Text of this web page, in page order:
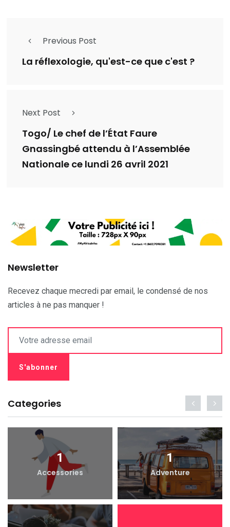
Previous Post
La réflexologie, qu'est-ce que c'est ?
Next Post
Togo/ Le chef de l’État Faure
Gnassingbé attendu à l’Assemblée
Nationale ce lundi 26 avril 2021
Newsletter
Recevez chaque mecredi par email, le condensé de nos
articles à ne pas manquer !
Categories
1
Accessories
1
Adventure